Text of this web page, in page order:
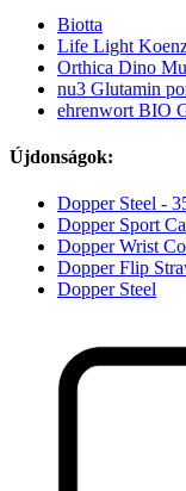
Biotta
Life Light
Orthica Dino
nu3 Glutamin
ehrenwort BIO
Újdonságok:
Dopper Steel -
Dopper Sport
Dopper Wrist
Dopper Flip
Dopper Steel